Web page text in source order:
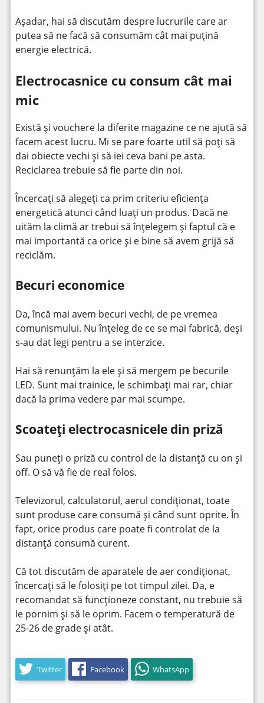
Așadar, hai să discutăm despre lucrurile care ar
putea să ne facă să consumăm cât mai puțină
energie electrică.
Electrocasnice cu consum cât mai
mic
Există și vouchere la diferite magazine ce ne ajută să
facem acest lucru. Mi se pare foarte util să poți să
dai obiecte vechi și să iei ceva bani pe asta.
Reciclarea trebuie să fie parte din noi.
Încercați să alegeți ca prim criteriu eficiența
energetică atunci când luați un produs. Dacă ne
uităm la climă ar trebui să înțelegem și faptul că e
mai importantă ca orice și e bine să avem grijă să
reciclăm.
Becuri economice
Da, încă mai avem becuri vechi, de pe vremea
comunismului. Nu înțeleg de ce se mai fabrică, deși
s-au dat legi pentru a se interzice.
Hai să renunțăm la ele și să mergem pe becurile
LED. Sunt mai trainice, le schimbați mai rar, chiar
dacă la prima vedere par mai scumpe.
Scoateți electrocasnicele din priză
Sau puneți o priză cu control de la distanță cu on și
off. O să vă fie de real folos.
Televizorul, calculatorul, aerul condiționat, toate
sunt produse care consumă și când sunt oprite. În
fapt, orice produs care poate fi controlat de la
distanță consumă curent.
Că tot discutăm de aparatele de aer condiționat,
încercați să le folosiți pe tot timpul zilei. Da, e
recomandat să funcționeze constant, nu trebuie să
le pornim și să le oprim. Facem o temperatură de
25-26 de grade și atât.
Twitter Facebook WhatsApp